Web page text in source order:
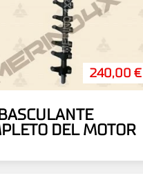
240,00 €
DEL MOTOR